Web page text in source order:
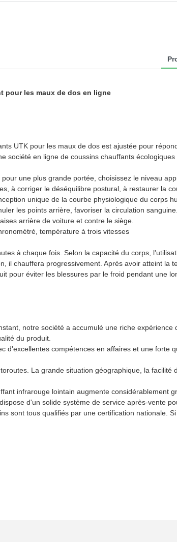
pour les maux de dos en ligne
UTK pour les maux de dos est ajustée pour
société en ligne de coussins chauffants
une plus grande portée, choisissez le niveau
à corriger le déséquilibre postural, à restaurer la
unique de la courbe physiologique du corps
les points arrière, favoriser la circulation sanguine.
arrière de voiture et contre le siège.
température à trois vitesses
à chaque fois. Selon la capacité du corps,
il chauffera progressivement. Après avoir atteint
pour éviter les blessures par le froid pendant une
notre société a accumulé une riche
du produit.
d'excellentes compétences en affaires et une
La grande situation géographique, la
infrarouge lointain augmente
d'un solide système de service après-vente
sont tous qualifiés par une certification nationale.